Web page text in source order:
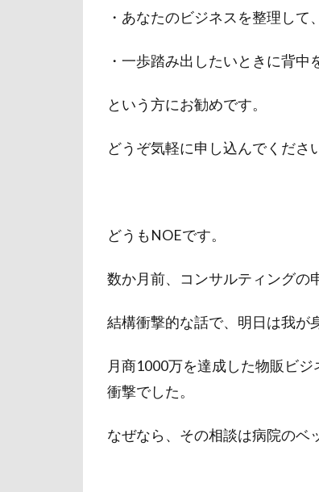
・あなたのビジネスを整理し
・一歩踏み出したいときに背中
という方にお勧めです。
どうぞ気軽に申し込んでくださ
どうもNOEです。
数か月前、コンサルティングの
結構衝撃的な話で、明日は我が
月商1000万を達成した物販ビ
衝撃でした。
なぜなら、その相談は病院のベ